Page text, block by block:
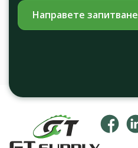
Направете запитване